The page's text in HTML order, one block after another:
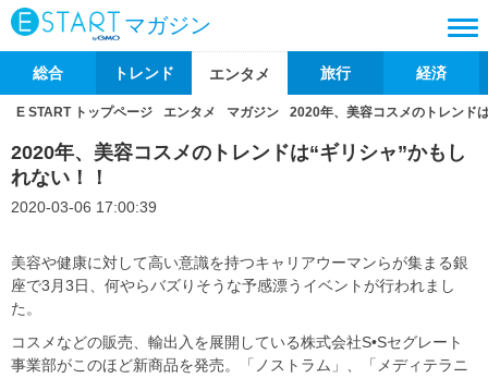
マガジン
総合 トレンド エンタメ 旅行 経済
E START トップページ エンタメ マガジン 2020年、美容コスメのトレンド
2020年、美容コスメのトレンドは“ギリシャ”かもし
れない！！
2020-03-06 17:00:39
美容や健康に対して高い意識を持つキャリアウーマンらが集まる銀
座で3月3日、何やらバズりそうな予感漂うイベントが行われまし
た。
コスメなどの販売、輸出入を展開している株式会社S•Sセグレート
事業部がこのほど新商品を発売。「ノストラム」、「メディテラニ